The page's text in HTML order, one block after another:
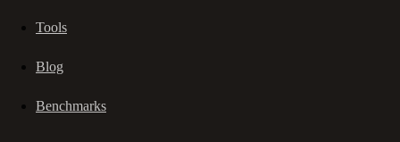
Tools
Blog
Benchmarks